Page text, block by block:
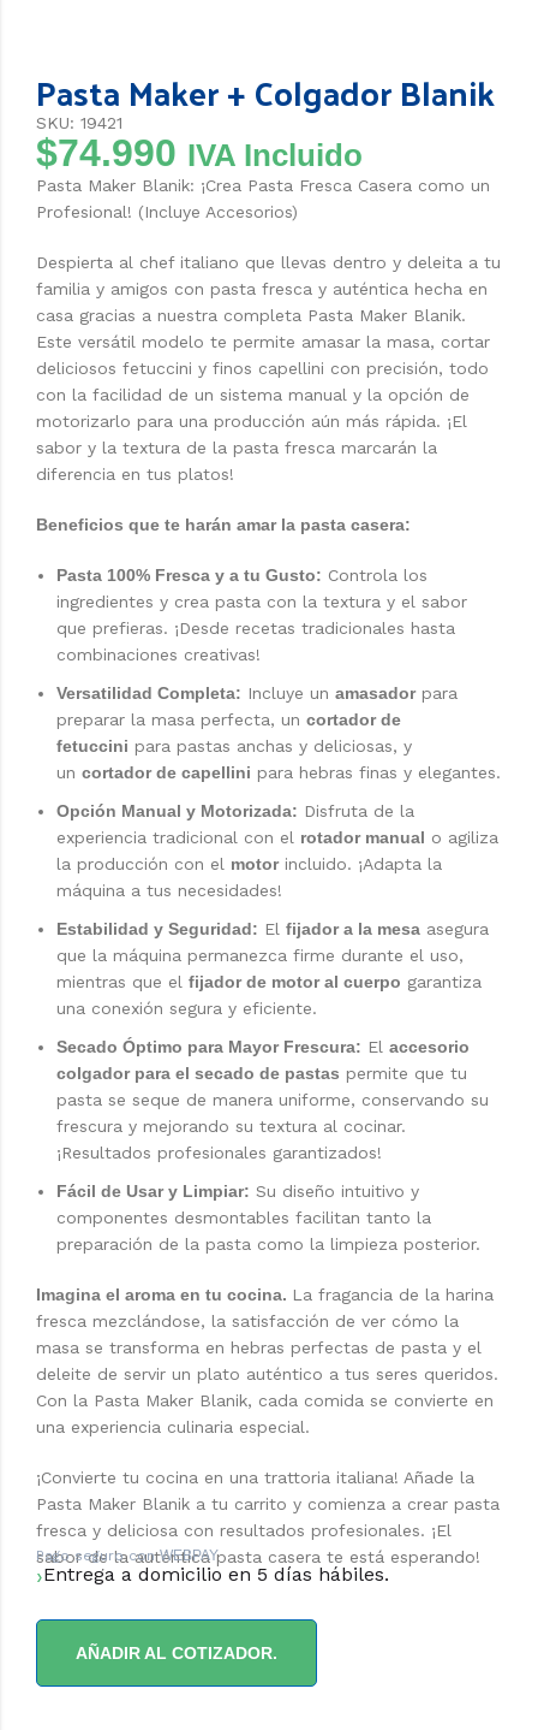
Pasta Maker + Colgador Blanik
SKU: 19421
$74.990 IVA Incluido
Pasta Maker Blanik: ¡Crea Pasta Fresca Casera como un
Profesional! (Incluye Accesorios)
Despierta al chef italiano que llevas dentro y deleita a tu
familia y amigos con pasta fresca y auténtica hecha en
casa gracias a nuestra completa Pasta Maker Blanik.
Este versátil modelo te permite amasar la masa, cortar
deliciosos fetuccini y finos capellini con precisión, todo
con la facilidad de un sistema manual y la opción de
motorizarlo para una producción aún más rápida. ¡El
sabor y la textura de la pasta fresca marcarán la
diferencia en tus platos!
Beneficios que te harán amar la pasta casera:
Pasta 100% Fresca y a tu Gusto: Controla los
ingredientes y crea pasta con la textura y el sabor
que prefieras. ¡Desde recetas tradicionales hasta
combinaciones creativas!
Versatilidad Completa: Incluye un amasadorpara
preparar la masa perfecta, un cortador de
fetuccini para pastas anchas y deliciosas, y
un cortador de capellini para hebras finas y elegantes.
Opción Manual y Motorizada: Disfruta de la
experiencia tradicional con el rotador manual o agiliza
la producción con el motorincluido. ¡Adapta la
máquina a tus necesidades!
Estabilidad y Seguridad: El fijador a la mesa asegura
que la máquina permanezca firme durante el uso,
mientras que el fijador de motor al cuerpo garantiza
una conexión segura y eficiente.
Secado Óptimo para Mayor Frescura: El accesorio
colgador para el secado de pastas permite que tu
pasta se seque de manera uniforme, conservando su
frescura y mejorando su textura al cocinar.
¡Resultados profesionales garantizados!
Fácil de Usar y Limpiar: Su diseño intuitivo y
componentes desmontables facilitan tanto la
preparación de la pasta como la limpieza posterior.
Imagina el aroma en tu cocina. La fragancia de la harina
fresca mezclándose, la satisfacción de ver cómo la
masa se transforma en hebras perfectas de pasta y el
deleite de servir un plato auténtico a tus seres queridos.
Con la Pasta Maker Blanik, cada comida se convierte en
una experiencia culinaria especial.
¡Convierte tu cocina en una trattoria italiana! Añade la
Pasta Maker Blanik a tu carrito y comienza a crear pasta
fresca y deliciosa con resultados profesionales. ¡El
sabor de la auténtica pasta casera te está esperando!
Pago seguro conWEBPAY
Entrega a domicilio en 5 días hábiles.
AÑADIR AL COTIZADOR.